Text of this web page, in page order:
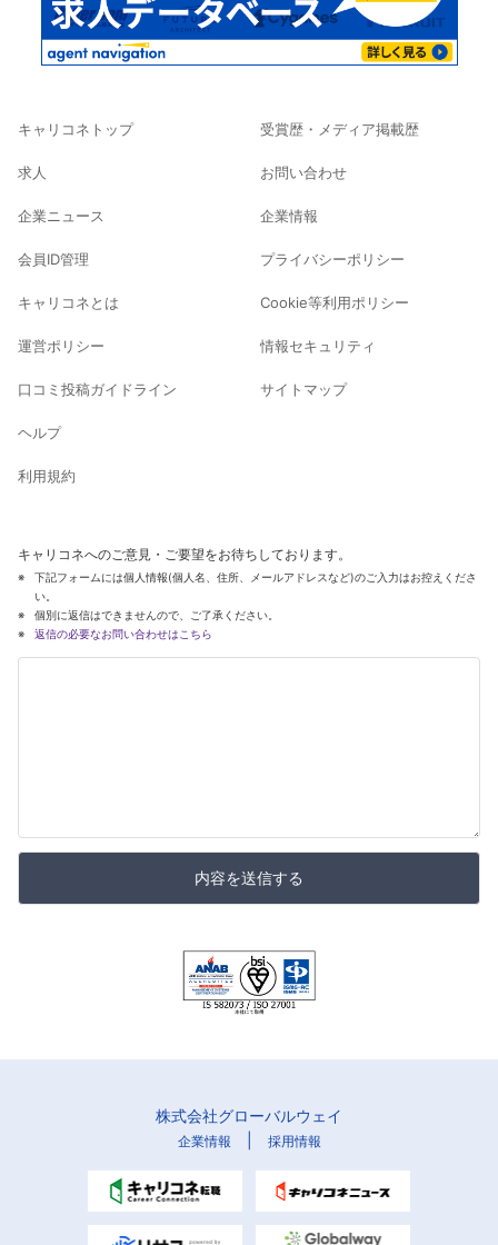
キャリコネトップ
求人
企業ニュース
会員ID管理
キャリコネとは
運営ポリシー
口コミ投稿ガイドライン
ヘルプ
利用規約
受賞歴・メディア掲載歴
お問い合わせ
企業情報
プライバシーポリシー
Cookie等利用ポリシー
情報セキュリティ
サイトマップ
キャリコネへのご意見・ご要望をお待ちしております。
下記フォームには個人情報(個人名、住所、メールアドレスなど)のご入力はお控えくださ
い。
個別に返信はできませんので、ご了承ください。
返信の必要なお問い合わせはこちら
内容を送信する
株式会社グローバルウェイ
企業情報 採用情報